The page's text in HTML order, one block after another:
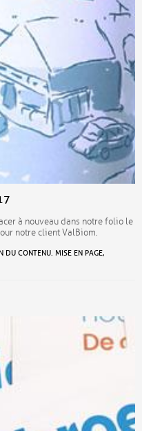
à nouveau dans notre folio le
notre client ValBiom.
DU CONTENU. MISE EN PAGE,